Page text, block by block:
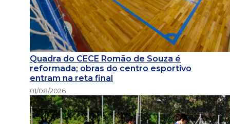
Quadra do CECE Romão de Souza é
reformada; obras do centro esportivo
entram na reta final
01/08/2026